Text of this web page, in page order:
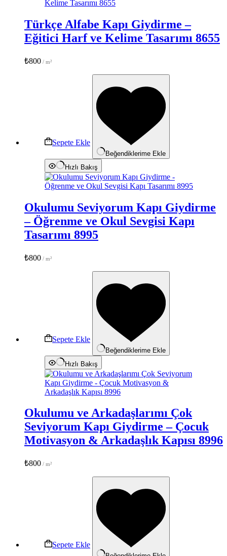
Türkçe Alfabe Kapı Giydirme –
Eğitici Harf ve Kelime Tasarımı 8655
₺800
Sepete Ekle
Beğendiklerime Ekle
Hızlı Bakış
Okulumu Seviyorum Kapı Giydirme
– Öğrenme ve Okul Sevgisi Kapı
Tasarımı 8995
₺800
Sepete Ekle
Beğendiklerime Ekle
Hızlı Bakış
Okulumu ve Arkadaşlarımı Çok
Seviyorum Kapı Giydirme – Çocuk
Motivasyon & Arkadaşlık Kapısı 8996
₺800
Sepete Ekle